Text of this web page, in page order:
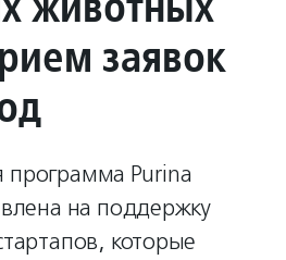
заявок
Purina
на поддержку
которые